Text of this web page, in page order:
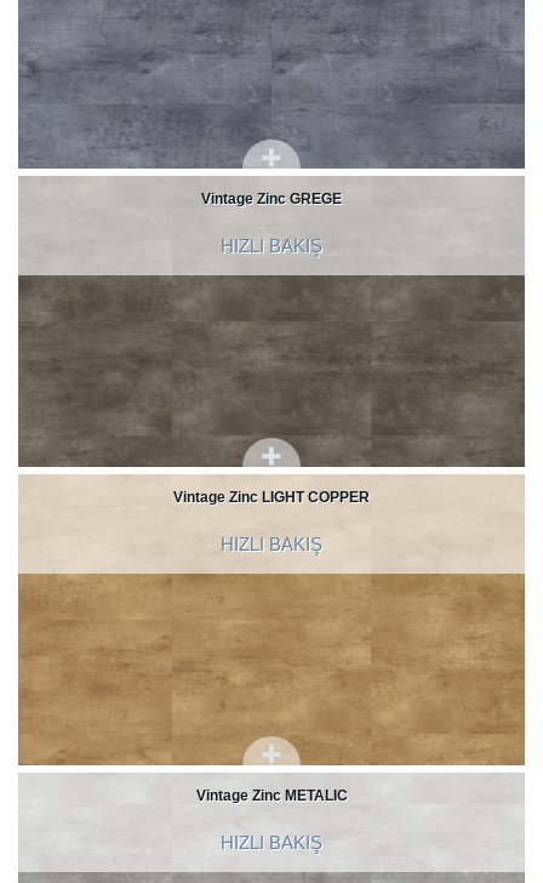
Vintage Zinc GREGE
HIZLI BAKIŞ
Vintage Zinc LIGHT COPPER
HIZLI BAKIŞ
Vintage Zinc METALIC
HIZLI BAKIŞ